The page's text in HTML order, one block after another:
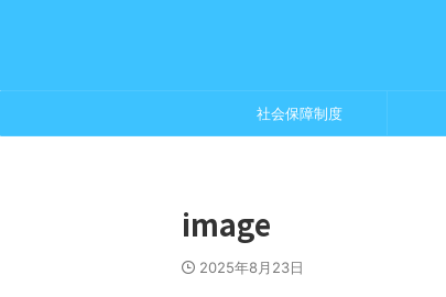
社会保障制度
image
2025年8月23日